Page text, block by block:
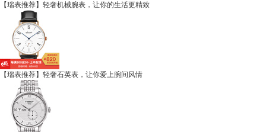
【瑞表推荐】轻奢机械腕表，让你的生活更精致
【瑞表推荐】轻奢石英表，让你爱上腕间风情